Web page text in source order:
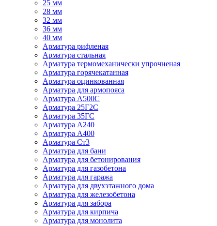
25 мм
28 мм
32 мм
36 мм
40 мм
Арматура рифленая
Арматура стальная
Арматура термомеханически упрочненая
Арматура горячекатанная
Арматура оцинкованная
Арматура для армопояса
Арматура A500С
Арматура 25Г2С
Арматура 35ГС
Арматура А240
Арматура А400
Арматура Ст3
Арматура для бани
Арматура для бетонирования
Арматура для газобетона
Арматура для гаража
Арматура для двухэтажного дома
Арматура для железобетона
Арматура для забора
Арматура для кирпича
Арматура для монолита